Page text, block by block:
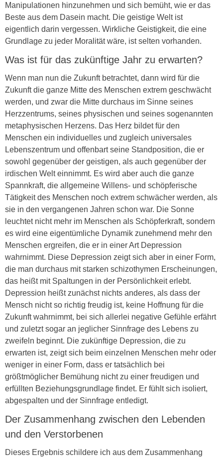
Manipulationen hinzunehmen und sich bemüht, wie er das
Beste aus dem Dasein macht. Die geistige Welt ist
eigentlich darin vergessen. Wirkliche Geistigkeit, die eine
Grundlage zu jeder Moralität wäre, ist selten vorhanden.
Was ist für das zukünftige Jahr zu erwarten?
Wenn man nun die Zukunft betrachtet, dann wird für die
Zukunft die ganze Mitte des Menschen extrem geschwächt
werden, und zwar die Mitte durchaus im Sinne seines
Herzzentrums, seines physischen und seines sogenannten
metaphysischen Herzens. Das Herz bildet für den
Menschen ein individuelles und zugleich universales
Lebenszentrum und offenbart seine Standposition, die er
sowohl gegenüber der geistigen, als auch gegenüber der
irdischen Welt einnimmt. Es wird aber auch die ganze
Spannkraft, die allgemeine Willens- und schöpferische
Tätigkeit des Menschen noch extrem schwächer werden, als
sie in den vergangenen Jahren schon war. Die Sonne
leuchtet nicht mehr im Menschen als Schöpferkraft, sondern
es wird eine eigentümliche Dynamik zunehmend mehr den
Menschen ergreifen, die er in einer Art Depression
wahrnimmt. Diese Depression zeigt sich aber in einer Form,
die man durchaus mit starken schizothymen Erscheinungen,
das heißt mit Spaltungen in der Persönlichkeit erlebt.
Depression heißt zunächst nichts anderes, als dass der
Mensch nicht so richtig freudig ist, keine Hoffnung für die
Zukunft wahrnimmt, bei sich allerlei negative Gefühle erfährt
und zuletzt sogar an jeglicher Sinnfrage des Lebens zu
zweifeln beginnt. Die zukünftige Depression, die zu
erwarten ist, zeigt sich beim einzelnen Menschen mehr oder
weniger in einer Form, dass er tatsächlich bei
größtmöglicher Bemühung nicht zu einer freudigen und
erfüllten Beziehungsgrundlage findet. Er fühlt sich isoliert,
abgespalten und der Sinnfrage entledigt.
Der Zusammenhang zwischen den Lebenden
und den Verstorbenen
Dieses Ergebnis schildere ich aus dem Zusammenhang